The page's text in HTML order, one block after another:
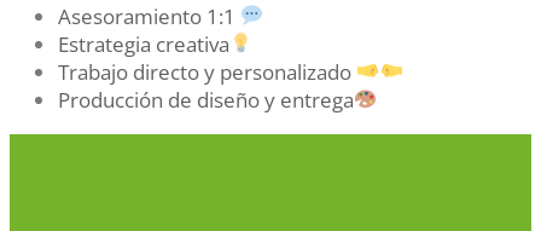
Asesoramiento 1:1
Estrategia creativa
Trabajo directo y personalizado
Producción de diseño y entrega